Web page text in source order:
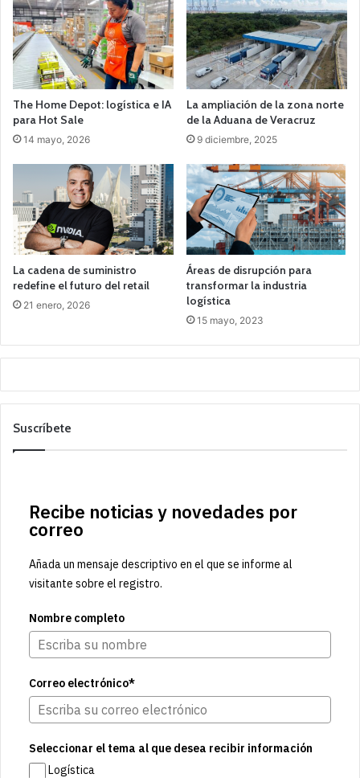
The Home Depot: logística e IA
para Hot Sale
14 mayo, 2026
La ampliación de la zona norte
de la Aduana de Veracruz
9 diciembre, 2025
La cadena de suministro
redefine el futuro del retail
21 enero, 2026
Áreas de disrupción para
transformar la industria
logística
15 mayo, 2023
Suscríbete
Recibe noticias y novedades por
correo
Añada un mensaje descriptivo en el que se informe al
visitante sobre el registro.
Nombre completo
Correo electrónico*
Seleccionar el tema al que desea recibir información
Logística